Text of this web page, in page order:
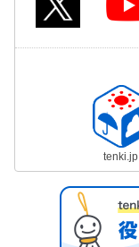
tenki.jp